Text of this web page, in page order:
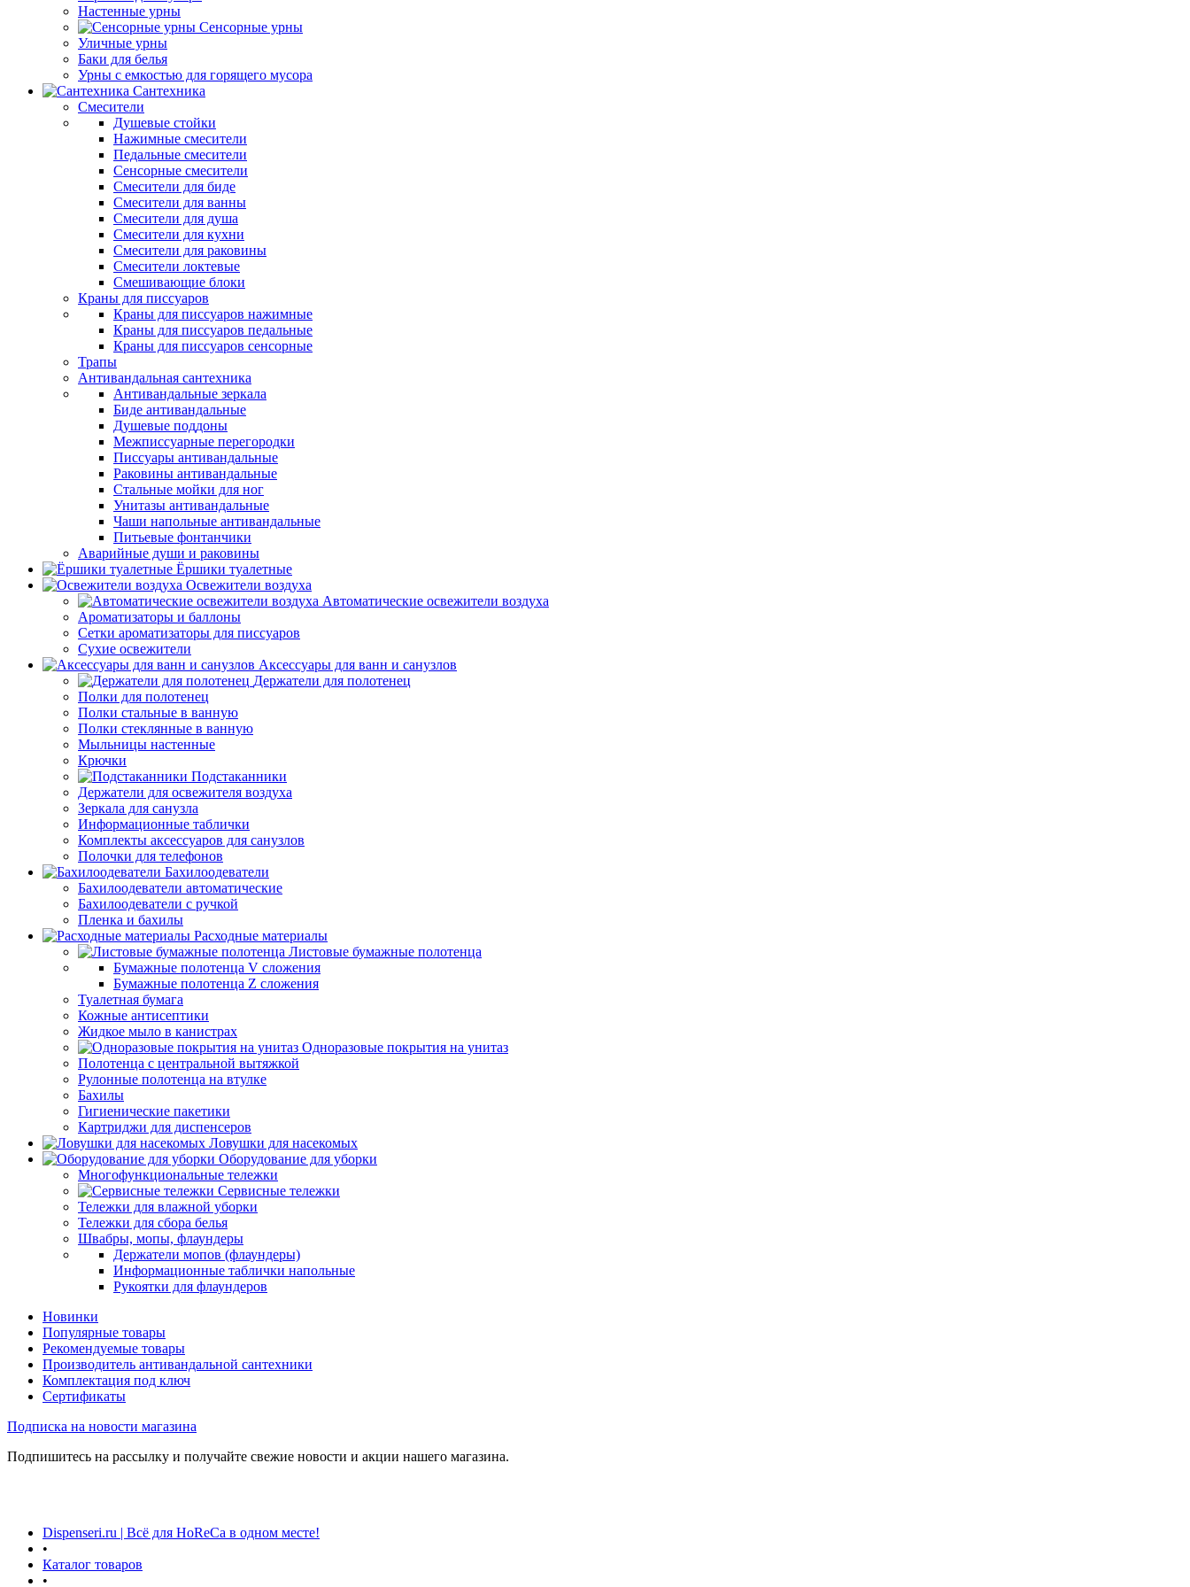
Настенные урны
Сенсорные урны
Уличные урны
Баки для белья
Урны с емкостью для горящего мусора
Сантехника
Смесители
Душевые стойки
Нажимные смесители
Педальные смесители
Сенсорные смесители
Смесители для биде
Смесители для ванны
Смесители для душа
Смесители для кухни
Смесители для раковины
Смесители локтевые
Смешивающие блоки
Краны для писсуаров
Краны для писсуаров нажимные
Краны для писсуаров педальные
Краны для писсуаров сенсорные
Трапы
Антивандальная сантехника
Антивандальные зеркала
Биде антивандальные
Душевые поддоны
Межписсуарные перегородки
Писсуары антивандальные
Раковины антивандальные
Стальные мойки для ног
Унитазы антивандальные
Чаши напольные антивандальные
Питьевые фонтанчики
Аварийные души и раковины
Ёршики туалетные
Освежители воздуха
Автоматические освежители воздуха
Ароматизаторы и баллоны
Сетки ароматизаторы для писсуаров
Сухие освежители
Аксессуары для ванн и санузлов
Держатели для полотенец
Полки для полотенец
Полки стальные в ванную
Полки стеклянные в ванную
Мыльницы настенные
Крючки
Подстаканники
Держатели для освежителя воздуха
Зеркала для санузла
Информационные таблички
Комплекты аксессуаров для санузлов
Полочки для телефонов
Бахилоодеватели
Бахилоодеватели автоматические
Бахилоодеватели с ручкой
Пленка и бахилы
Расходные материалы
Листовые бумажные полотенца
Бумажные полотенца V сложения
Бумажные полотенца Z сложения
Туалетная бумага
Кожные антисептики
Жидкое мыло в канистрах
Одноразовые покрытия на унитаз
Полотенца с центральной вытяжкой
Рулонные полотенца на втулке
Бахилы
Гигиенические пакетики
Картриджи для диспенсеров
Ловушки для насекомых
Оборудование для уборки
Многофункциональные тележки
Сервисные тележки
Тележки для влажной уборки
Тележки для сбора белья
Швабры, мопы, флаундеры
Держатели мопов (флаундеры)
Информационные таблички напольные
Рукоятки для флаундеров
Новинки
Популярные товары
Рекомендуемые товары
Производитель антивандальной сантехники
Комплектация под ключ
Сертификаты
Подписка на новости магазина
Подпишитесь на рассылку и получайте свежие новости и акции нашего магазина.
Dispenseri.ru | Всё для HoReCa в одном месте!
•
Каталог товаров
•